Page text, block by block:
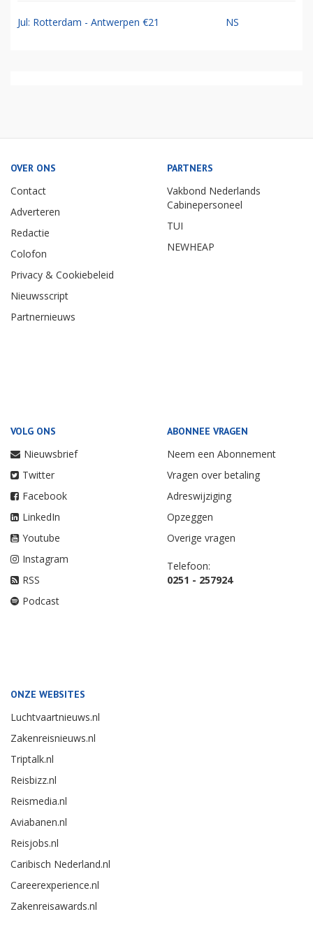
Jul: Rotterdam - Antwerpen €21 NS
OVER ONS
Contact
Adverteren
Redactie
Colofon
Privacy & Cookiebeleid
Nieuwsscript
Partnernieuws
PARTNERS
Vakbond Nederlands
Cabinepersoneel
TUI
NEWHEAP
VOLG ONS
Nieuwsbrief
Twitter
Facebook
LinkedIn
Youtube
Instagram
RSS
Podcast
ABONNEE VRAGEN
Neem een Abonnement
Vragen over betaling
Adreswijziging
Opzeggen
Overige vragen
Telefoon:
0251 - 257924
ONZE WEBSITES
Luchtvaartnieuws.nl
Zakenreisnieuws.nl
Triptalk.nl
Reisbizz.nl
Reismedia.nl
Aviabanen.nl
Reisjobs.nl
Caribisch Nederland.nl
Careerexperience.nl
Zakenreisawards.nl